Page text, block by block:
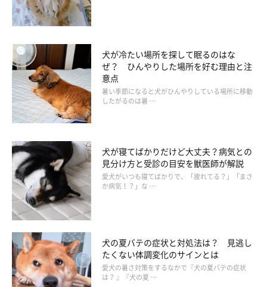
前十字靭帯断裂
犬の太ももの骨とすねの骨をつないでいるひざの関節には、前／
後十字靭帯と呼ばれる2本の靭帯があります。このうち頻繁に起
こるのが、前十字靭帯の損傷。痛みをかばうように、足を上げて
歩くなどの兆候が見られます。
変形性関節症
関節の軟骨の摩耗に伴い関節に炎症が起こり、周囲の組織にまで
ダメージを及ぼしながら関節が変形していく病気です。関節の形
の変化や痛み、こわばりなどの症状が見られます。加齢と肥満に
より、より進行が重度になる傾向があるので注意してください。
犬にとって、関節炎は珍しい病気ではありません。関節の働きを
療してあげてくださいね。
お話を伺った先生／森淳和先生（獣医師 動物病院ONE for
犬が冷たい場所を探して眠るのはな
ぜ？ ひんやりした場所を好む理由と注
意点
暑い季節になると犬がひんやりしている場所に移動
したがるのは暑 …
犬が寝てばかりだけど大丈夫？病気との
見分け方と受診の目安を獣医師が解説
愛犬がいつも寝てばかりで、「疲れてる？」「まさ
か病気！？」な …
犬の夏バテの症状と対処法は？ 見逃し
たくない体調変化のサインとは
愛犬の暑さ対策をするなかで『犬の夏バテの症状
は？ 』『犬の夏 …